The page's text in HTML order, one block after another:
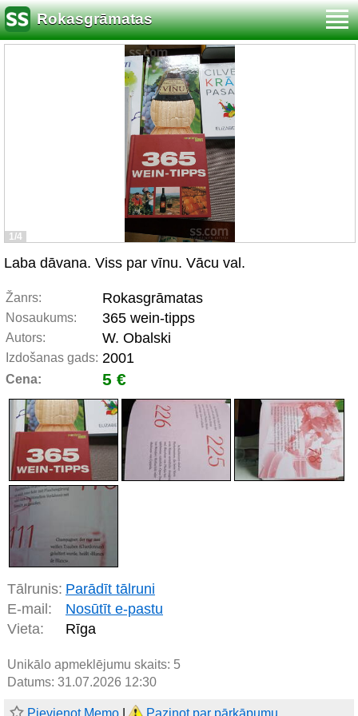
Rokasgrāmatas
1/4
Laba dāvana. Viss par vīnu. Vācu val.
Žanrs: Rokasgrāmatas
Nosaukums: 365 wein-tipps
Autors: W. Obalski
Izdošanas gads: 2001
Cena: 5 €
Tālrunis: Parādīt tālruni
E-mail:
Nosūtīt e-pastu
Vieta:
Rīga
Unikālo apmeklējumu skaits: 5
Datums: 31.07.2026 12:30
Pievienot Memo Paziņot par pārkāpumu